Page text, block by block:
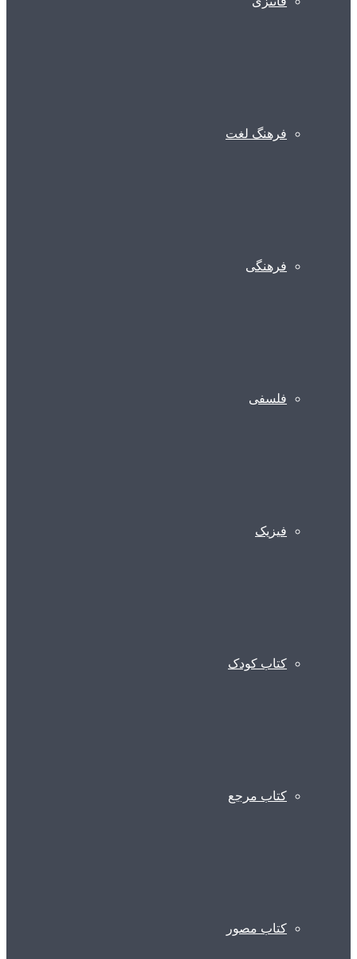
فرهنگ لغت
فرهنگی
فلسفی
فیزیک
کتاب کودک
کتاب مرجع
کتاب مصور